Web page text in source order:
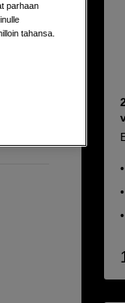
parhaan
tahansa.